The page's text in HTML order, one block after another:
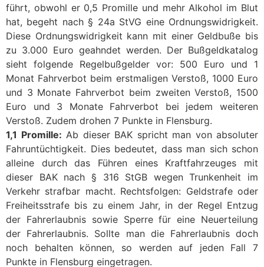
führt, obwohl er 0,5 Promille und mehr Alkohol im Blut
hat, begeht nach § 24a StVG eine Ordnungswidrigkeit.
Diese Ordnungswidrigkeit kann mit einer Geldbuße bis
zu 3.000 Euro geahndet werden. Der Bußgeldkatalog
sieht folgende Regelbußgelder vor: 500 Euro und 1
Monat Fahrverbot beim erstmaligen Verstoß, 1000 Euro
und 3 Monate Fahrverbot beim zweiten Verstoß, 1500
Euro und 3 Monate Fahrverbot bei jedem weiteren
Verstoß. Zudem drohen 7 Punkte in Flensburg.
1,1 Promille: Ab dieser BAK spricht man von absoluter
Fahruntüchtigkeit. Dies bedeutet, dass man sich schon
alleine durch das Führen eines Kraftfahrzeuges mit
dieser BAK nach § 316 StGB wegen Trunkenheit im
Verkehr strafbar macht. Rechtsfolgen: Geldstrafe oder
Freiheitsstrafe bis zu einem Jahr, in der Regel Entzug
der Fahrerlaubnis sowie Sperre für eine Neuerteilung
der Fahrerlaubnis. Sollte man die Fahrerlaubnis doch
noch behalten können, so werden auf jeden Fall 7
Punkte in Flensburg eingetragen.